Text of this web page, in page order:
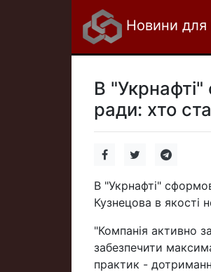
Новини для
В
ради: хто
В "Укрнафті"
Кузнецова в якості
"Компанія активно
забезпечити
практик -